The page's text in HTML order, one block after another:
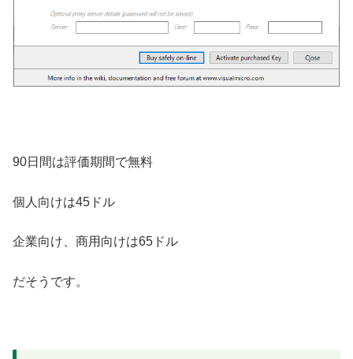
90日間は評価期間で無料
個人向けは45ドル
企業向け、商用向けは65ドル
だそうです。